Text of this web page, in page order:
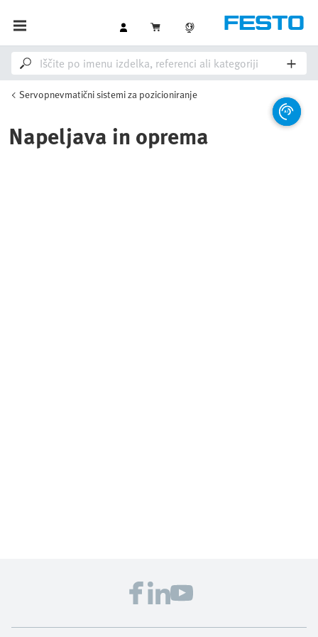
Servopnevmatični sistemi za pozicioniranje
Napeljava in oprema